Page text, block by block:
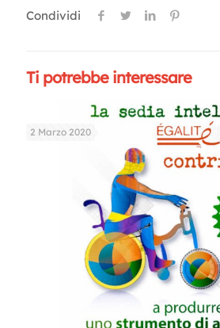
Condividi
Ti potrebbe interessare
2 Marzo 2020